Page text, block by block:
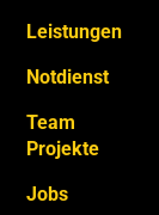
Leistungen
Notdienst
Team
Projekte
Jobs